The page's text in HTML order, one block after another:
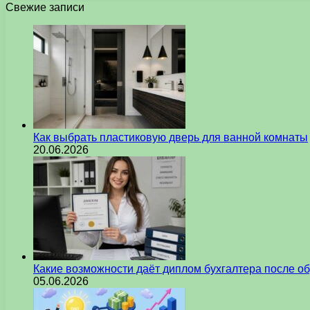
Свежие записи
Как выбрать пластиковую дверь для ванной комнаты
20.06.2026
Какие возможности даёт диплом бухгалтера после
05.06.2026